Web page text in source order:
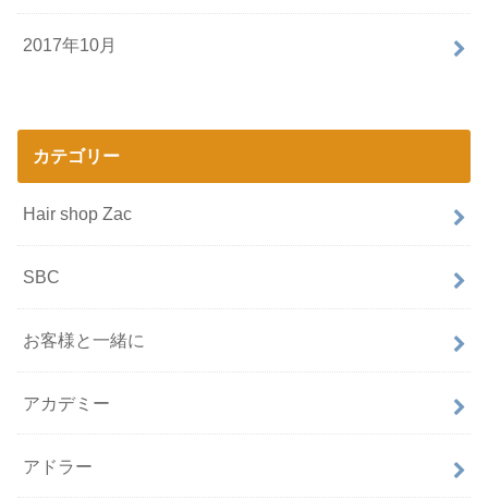
2017年10月
カテゴリー
Hair shop Zac
SBC
お客様と一緒に
アカデミー
アドラー